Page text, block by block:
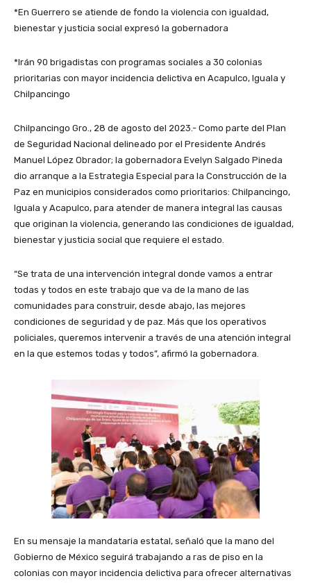
*En Guerrero se atiende de fondo la violencia con igualdad,
bienestar y justicia social expresó la gobernadora
*Irán 90 brigadistas con programas sociales a 30 colonias
prioritarias con mayor incidencia delictiva en Acapulco, Iguala y
Chilpancingo
Chilpancingo Gro., 28 de agosto del 2023.- Como parte del Plan
de Seguridad Nacional delineado por el Presidente Andrés
Manuel López Obrador; la gobernadora Evelyn Salgado Pineda
dio arranque a la Estrategia Especial para la Construcción de la
Paz en municipios considerados como prioritarios: Chilpancingo,
Iguala y Acapulco, para atender de manera integral las causas
que originan la violencia, generando las condiciones de igualdad,
bienestar y justicia social que requiere el estado.
“Se trata de una intervención integral donde vamos a entrar
todas y todos en este trabajo que va de la mano de las
comunidades para construir, desde abajo, las mejores
condiciones de seguridad y de paz. Más que los operativos
policiales, queremos intervenir a través de una atención integral
en la que estemos todas y todos”, afirmó la gobernadora.
En su mensaje la mandataria estatal, señaló que la mano del
Gobierno de México seguirá trabajando a ras de piso en la
colonias con mayor incidencia delictiva para ofrecer alternativas